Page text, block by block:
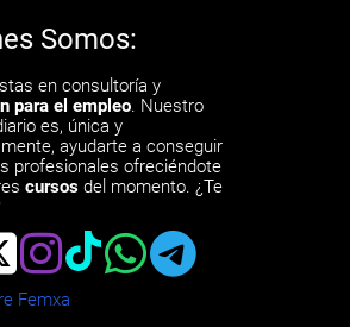
Somos:
en consultoría y
para el empleo. Nuestro
es, única y
ayudarte a conseguir
profesionales ofreciéndote
cursos del momento. ¿Te
Femxa